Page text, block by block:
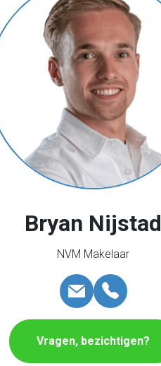
Bryan Nijstad
NVM Makelaar
Vragen, bezichtigen?